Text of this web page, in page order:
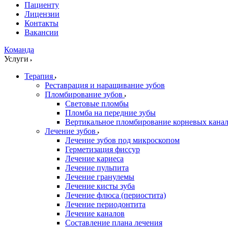
Пациенту
Лицензии
Контакты
Вакансии
Команда
Услуги
Терапия
Реставрация и наращивание зубов
Пломбирование зубов
Световые пломбы
Пломба на передние зубы
Вертикальное пломбирование корневых
Лечение зубов
Лечение зубов под микроскопом
Герметизация фиссур
Лечение кариеса
Лечение пульпита
Лечение гранулемы
Лечение кисты зуба
Лечение флюса (периостита)
Лечение периодонтита
Лечение каналов
Составление плана лечения